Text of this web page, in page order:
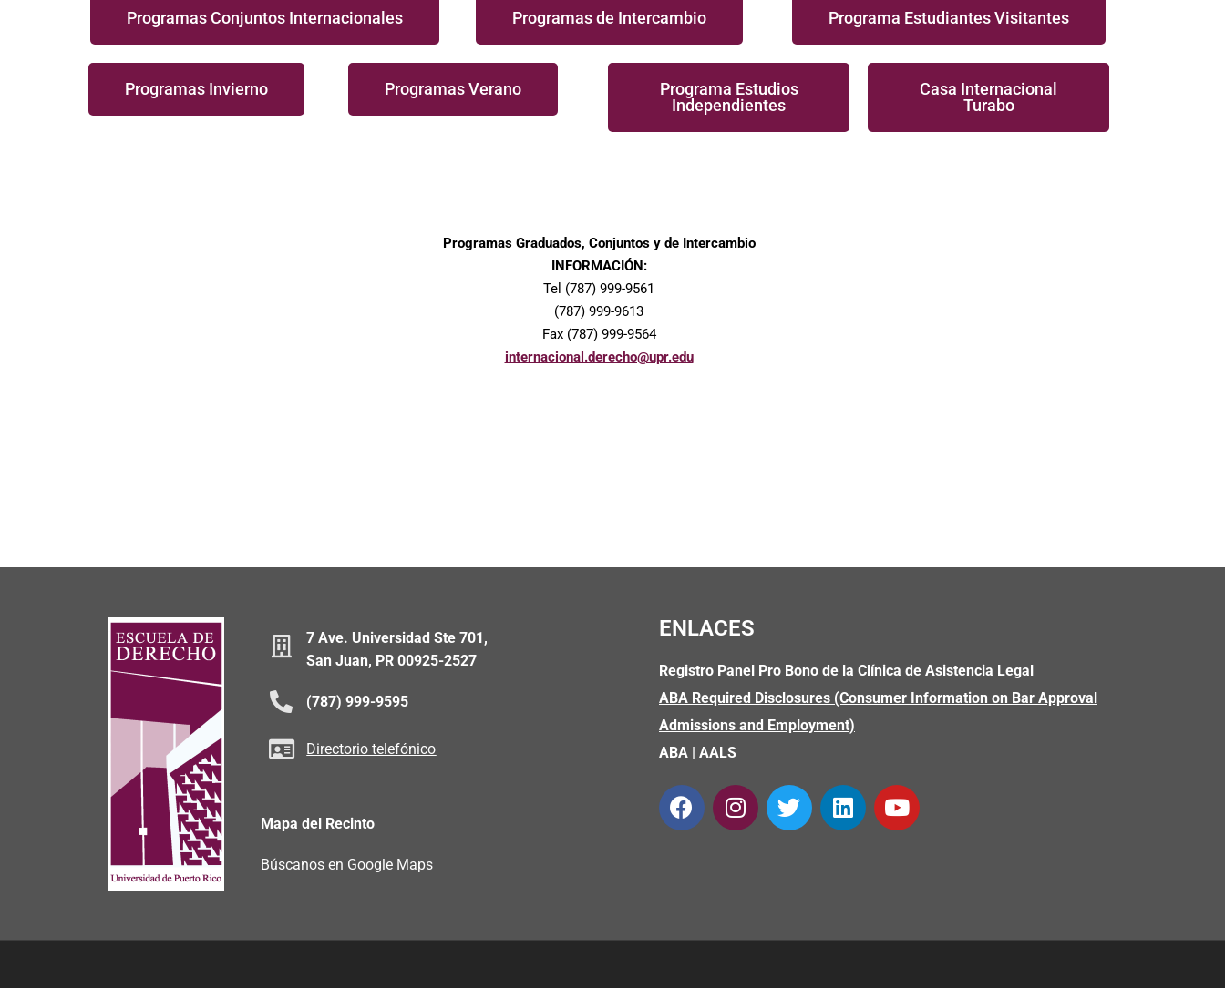
Programas Conjuntos Internacionales Programas de Intercambio Programa Estudiantes Visitantes
Programas Invierno Programas Verano
Programa Estudios
Independientes
Casa Internacional
Turabo
Programas Graduados, Conjuntos y de Intercambio
INFORMACIÓN:
Tel (787) 999-9561
(787) 999-9613
Fax (787) 999-9564
internacional.derecho@upr.edu
7 Ave. Universidad Ste 701,
San Juan, PR 00925-2527
(787) 999-9595
Directorio telefónico
Mapa del Recinto
Búscanos en Google Maps
ENLACES
Registro Panel Pro Bono de la Clínica de Asistencia Legal
ABA Required Disclosures (Consumer Information on Bar Approval
Admissions and Employment)
ABA| AALS